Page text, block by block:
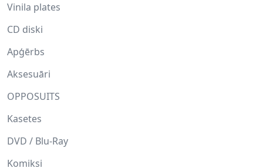
Vinila plates
CD diski
Apģērbs
Aksesuāri
OPPOSUITS
Kasetes
DVD / Blu-Ray
Komiksi